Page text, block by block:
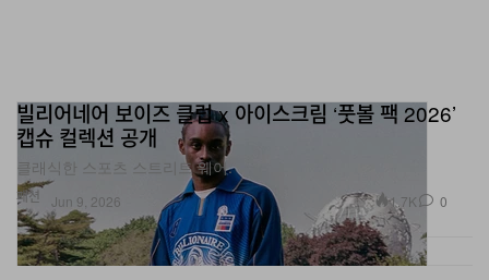
패션
빌리어네어 보이즈 클럽 x 아이스크림 ‘풋볼 팩 2026’
캡슈 컬렉션 공개
클래식한 스포츠 스트리트 웨어.
Jun 9, 2026 1.7K 0